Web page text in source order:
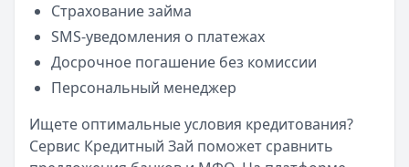
Страхование займа
SMS-уведомления о платежах
Досрочное погашение без комиссии
Персональный менеджер
Ищете оптимальные условия кредитования?
Сервис Кредитный Зай поможет сравнить